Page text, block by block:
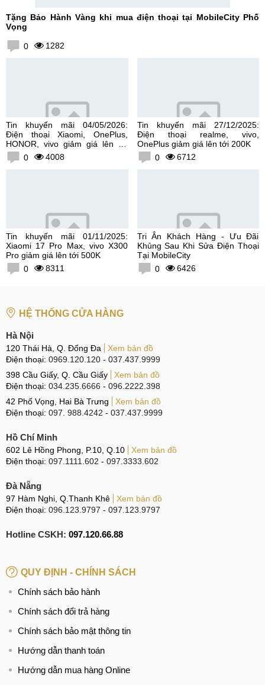
Tặng Bảo Hành Vàng khi mua điện thoại tại MobileCity Phố
Vọng
0 1282
Tin khuyến mãi 04/05/2026:
Điện thoại Xiaomi, OnePlus,
HONOR, vivo giảm giá lên tới
300K0 4008
Tin khuyến mãi 27/12/2025:
Điện thoại realme, vivo,
OnePlus giảm giá lên tới 200K
0
6712
Tin khuyến mãi 01/11/2025:
Xiaomi 17 Pro Max, vivo X300
Pro giảm giá lên tới 500K
0
8311
Tri Ân Khách Hàng - Ưu Đãi
Khủng Sau Khi Sửa Điện Thoại
Tại MobileCity
0
6426
HỆ THỐNG CỬA HÀNG
Hà Nội
120 Thái Hà, Q. Đống Đa
Xem bản đồ
Điện thoại: 0969.120.120 - 037.437.9999
398 Cầu Giấy, Q. Cầu Giấy
Xem bản đồ
Điện thoại: 034.235.6666 - 096.2222.398
42 Phố Vọng, Hai Bà Trưng
Xem bản đồ
Điện thoại: 097. 988.4242 - 037.437.9999
Hồ Chí Minh
602 Lê Hồng Phong, P.10, Q.10
Xem bản đồ
Điện thoại: 097.1111.602 - 097.3333.602
Đà Nẵng
97 Hàm Nghi, Q.Thanh Khê
Xem bản đồ
Điện thoại: 096.123.9797 - 097.123.9797
Hotline CSKH: 097.120.66.88
QUY ĐỊNH - CHÍNH SÁCH
Chính sách bảo hành
Chính sách đổi trả hàng
Chính sách bảo mật thông tin
Hướng dẫn thanh toán
Hướng dẫn mua hàng Online